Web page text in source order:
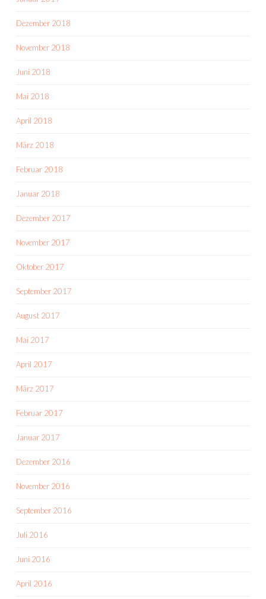
Dezember 2018
November 2018
Juni 2018
Mai 2018
April 2018
März 2018
Februar 2018
Januar 2018
Dezember 2017
November 2017
Oktober 2017
September 2017
August 2017
Mai 2017
April 2017
März 2017
Februar 2017
Januar 2017
Dezember 2016
November 2016
September 2016
Juli 2016
Juni 2016
April 2016